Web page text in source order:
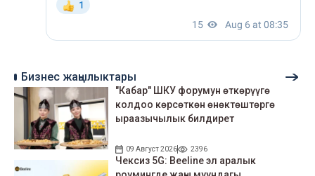
Бизнес жаңылыктары
"Кабар" ШКУ форумун өткөрүүгө
колдоо көрсөткөн өнөктөштөргө
ыраазычылык билдирет
09 Август 2026 2396
Чексиз 5G: Beeline эл аралык